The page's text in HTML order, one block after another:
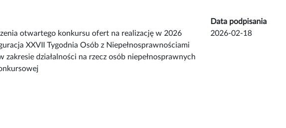
Data podpisania
otwartego konkursu ofert na realizację w 2026
XXVII Tygodnia Osób z Niepełnosprawnościami
zakresie działalności na rzecz osób niepełnosprawnych
2026-02-18